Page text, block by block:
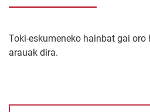
Toki-eskumeneko hainbat gai oro
arauak dira.